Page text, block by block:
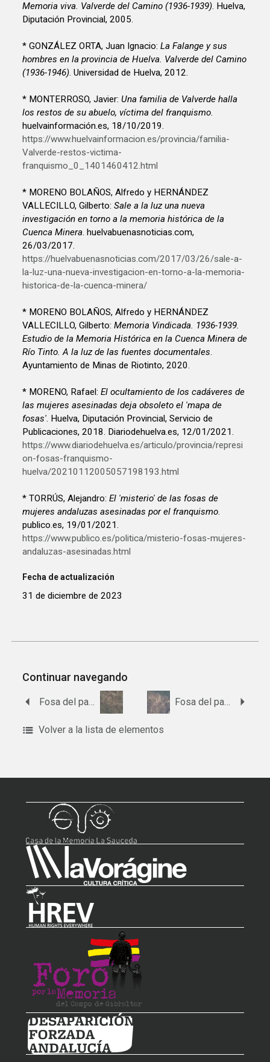
Memoria viva. Valverde del Camino (1936-1939). Huelva,
Diputación Provincial, 2005.
* GONZÁLEZ ORTA, Juan Ignacio:La Falange y sus
hombres en la provincia de Huelva. Valverde del Camino
(1936-1946). Universidad de Huelva, 2012.
* MONTERROSO, Javier:Una familia de Valverde halla
los restos de su abuelo, víctima del franquismo.
huelvainformación.es, 18/10/2019.
https://www.huelvainformacion.es/provincia/familia-
Valverde-restos-victima-
franquismo_0_1401460412.html
* MORENO BOLAÑOS, Alfredo y HERNÁNDEZ
VALLECILLO, Gilberto:Sale a la luz una nueva
investigación en torno a la memoria histórica de la
Cuenca Minera. huelvabuenasnoticias.com,
26/03/2017.
https://huelvabuenasnoticias.com/2017/03/26/sale-a-
la-luz-una-nueva-investigacion-en-torno-a-la-memoria-
historica-de-la-cuenca-minera/
* MORENO BOLAÑOS, Alfredo y HERNÁNDEZ
VALLECILLO, Gilberto:Memoria Vindicada. 1936-1939.
Estudio de la Memoria Histórica en la Cuenca Minera de
Río Tinto. A la luz de las fuentes documentales.
Ayuntamiento de Minas de Riotinto, 2020.
* MORENO, Rafael:El ocultamiento de los cadáveres de
las mujeres asesinadas deja obsoleto el 'mapa de
fosas'. Huelva, Diputación Provincial, Servicio de
Publicaciones, 2018. Diariodehuelva.es, 12/01/2021.
https://www.diariodehuelva.es/articulo/provincia/represi
on-fosas-franquismo-
huelva/20210112005057198193.html
* TORRÚS, Alejandro:El 'misterio' de las fosas de
mujeres andaluzas asesinadas por el franquismo.
publico.es, 19/01/2021.
https://www.publico.es/politica/misterio-fosas-mujeres-
andaluzas-asesinadas.html
Fecha de actualización
31 de diciembre de 2023
Continuar navegando
Fosa del paraje Casa de la Atalaya Fosa del paraje La Choza de la Marta
Volver a la lista de elementos